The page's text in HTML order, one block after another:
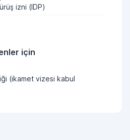
izni (IDP)
için
(ikamet vizesi kabul